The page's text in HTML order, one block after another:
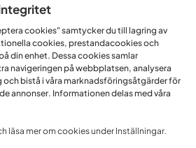
i flera länder
cookies" samtycker du till lagring av
cookies, prestandacookies och
din enhet. Dessa cookies samlar
navigeringen på webbplatsen, analysera
bistå i våra marknadsföringsåtgärder för
annonser. Informationen delas med våra
läsa mer om cookies under Inställningar.